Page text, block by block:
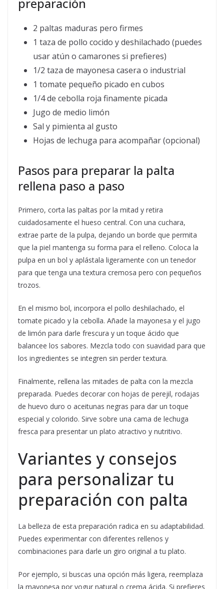
2 paltas maduras pero firmes
1 taza de pollo cocido y deshilachado (puedes
usar atún o camarones si prefieres)
1/2 taza de mayonesa casera o industrial
1 tomate pequeño picado en cubos
1/4 de cebolla roja finamente picada
Jugo de medio limón
Sal y pimienta al gusto
Hojas de lechuga para acompañar (opcional)
Pasos para preparar la palta
rellena paso a paso
Primero, corta las paltas por la mitad y retira
cuidadosamente el hueso central. Con una cuchara,
extrae parte de la pulpa, dejando un borde que permita
que la piel mantenga su forma para el relleno. Coloca la
pulpa en un bol y aplástala ligeramente con un tenedor
para que tenga una textura cremosa pero con pequeños
trozos.
En el mismo bol, incorpora el pollo deshilachado, el
tomate picado y la cebolla. Añade la mayonesa y el jugo
de limón para darle frescura y un toque ácido que
balancee los sabores. Mezcla todo con suavidad para que
los ingredientes se integren sin perder textura.
Finalmente, rellena las mitades de palta con la mezcla
preparada. Puedes decorar con hojas de perejil, rodajas
de huevo duro o aceitunas negras para dar un toque
especial y colorido. Sirve sobre una cama de lechuga
fresca para presentar un plato atractivo y nutritivo.
Variantes y consejos
para personalizar tu
preparación con palta
La belleza de esta preparación radica en su adaptabilidad.
Puedes experimentar con diferentes rellenos y
combinaciones para darle un giro original a tu plato.
Por ejemplo, si buscas una opción más ligera, reemplaza
la mayonesa por yogur natural o crema ácida. Si prefieres